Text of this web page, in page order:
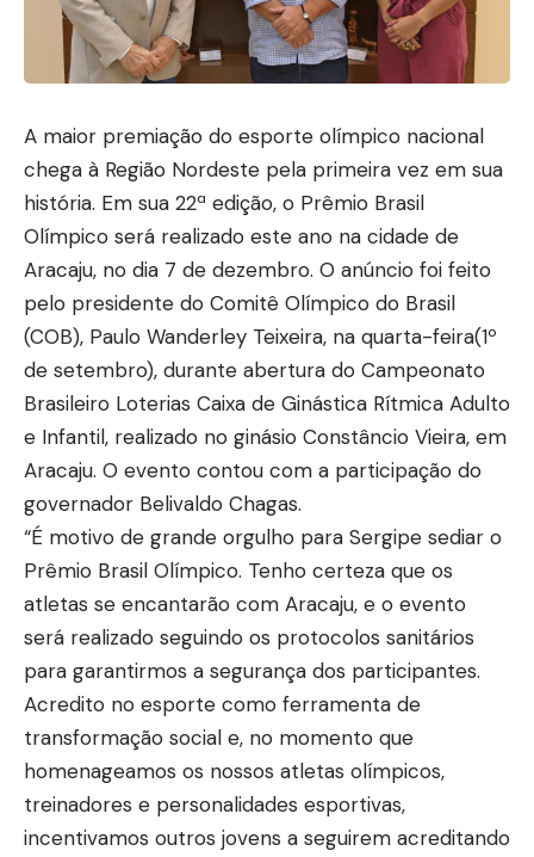
A maior premiação do esporte olímpico nacional
chega à Região Nordeste pela primeira vez em sua
história. Em sua 22ª edição, o Prêmio Brasil
Olímpico será realizado este ano na cidade de
Aracaju, no dia 7 de dezembro. O anúncio foi feito
pelo presidente do Comitê Olímpico do Brasil
(COB), Paulo Wanderley Teixeira, na quarta-feira(1º
de setembro), durante abertura do Campeonato
Brasileiro Loterias Caixa de Ginástica Rítmica Adulto
e Infantil, realizado no ginásio Constâncio Vieira, em
Aracaju. O evento contou com a participação do
governador Belivaldo Chagas.
“É motivo de grande orgulho para Sergipe sediar o
Prêmio Brasil Olímpico. Tenho certeza que os
atletas se encantarão com Aracaju, e o evento
será realizado seguindo os protocolos sanitários
para garantirmos a segurança dos participantes.
Acredito no esporte como ferramenta de
transformação social e, no momento que
homenageamos os nossos atletas olímpicos,
treinadores e personalidades esportivas,
incentivamos outros jovens a seguirem acreditando